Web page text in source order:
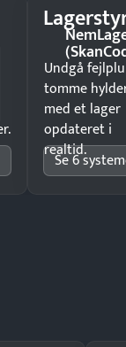
Undgå
tomme
med et lager
opdateret i
realtid.
Se 6